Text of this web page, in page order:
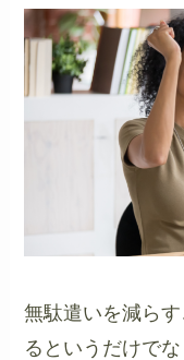
無駄遣いを減ら
るというだけで